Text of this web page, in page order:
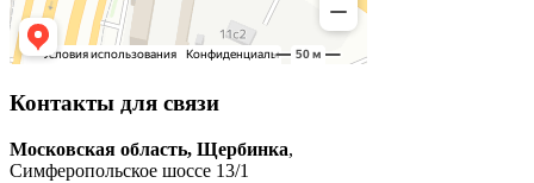
Контакты для связи
Московская область, Щербинка,
Симферопольское шоссе 13/1